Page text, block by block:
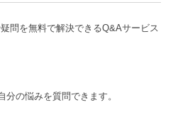
問を無料で解決できるQ&Aサービス
の悩みを質問できます。